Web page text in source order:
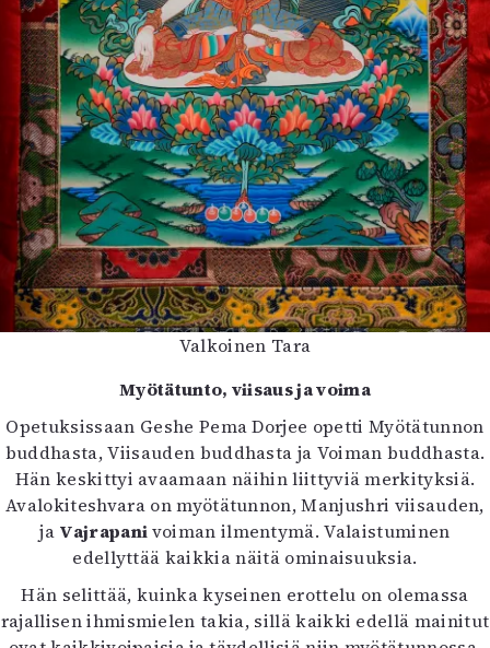
Valkoinen Tara
Myötätunto, viisaus ja voima
Opetuksissaan Geshe Pema Dorjee opetti Myötätunnon
buddhasta, Viisauden buddhasta ja Voiman buddhasta.
Hän keskittyi avaamaan näihin liittyviä merkityksiä.
Avalokiteshvara on myötätunnon, Manjushri viisauden,
ja Vajrapanivoiman ilmentymä. Valaistuminen
edellyttää kaikkia näitä ominaisuuksia.
Hän selittää, kuinka kyseinen erottelu on olemassa
rajallisen ihmismielen takia, sillä kaikki edellä mainitut